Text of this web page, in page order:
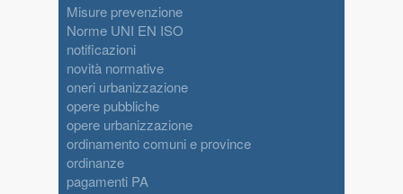
Misure prevenzione
Norme UNI EN ISO
notificazioni
novità normative
oneri urbanizzazione
opere pubbliche
opere urbanizzazione
ordinamento comuni e province
ordinanze
pagamenti PA